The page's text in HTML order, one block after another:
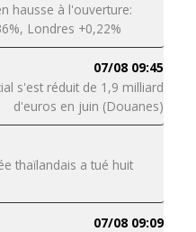
hausse à l'ouverture:
Londres +0,22%
07/08 09:45
s'est réduit de 1,9 milliard
d'euros en juin (Douanes)
thaïlandais a tué huit
07/08 09:09